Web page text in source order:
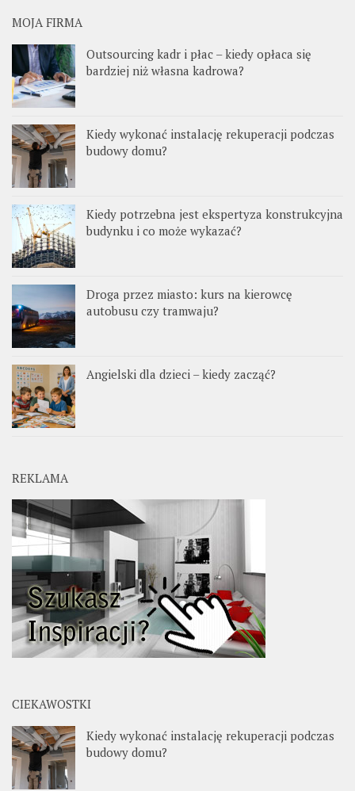
MOJA FIRMA
Outsourcing kadr i płac – kiedy opłaca się
bardziej niż własna kadrowa?
Kiedy wykonać instalację rekuperacji podczas
budowy domu?
Kiedy potrzebna jest ekspertyza konstrukcyjna
budynku i co może wykazać?
Droga przez miasto: kurs na kierowcę
autobusu czy tramwaju?
Angielski dla dzieci – kiedy zacząć?
REKLAMA
CIEKAWOSTKI
Kiedy wykonać instalację rekuperacji podczas
budowy domu?